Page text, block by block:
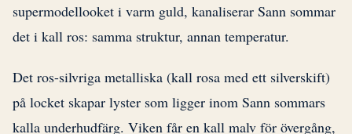
supermodellooket i varm guld, kanaliserar Sann sommar
det i kall ros: samma struktur, annan temperatur.
Det ros-silvriga metalliska (kall rosa med ett silverskift)
på locket skapar lyster som ligger inom Sann sommars
kalla underhudfärg. Viken får en kall malv för övergång,